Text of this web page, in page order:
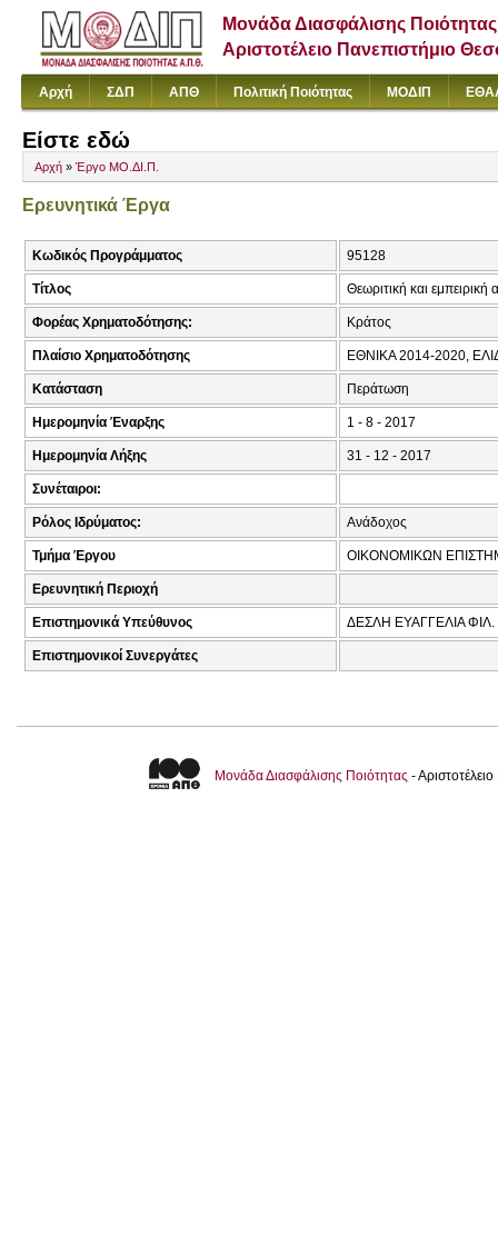
Μονάδα Διασφάλισης Ποιότητας
Αριστοτέλειο Πανεπιστήμιο
Αρχή ΣΔΠ ΑΠΘ Πολιτική Ποιότητας ΜΟΔΙΠ
Είστε εδώ
Αρχή » Έργο ΜΟ.ΔΙ.Π.
Ερευνητικά Έργα
Κωδικός Προγράμματος 95128
Τίτλος Θεωριτική και
Φορέας Χρηματοδότησης: Κράτος
Πλαίσιο Χρηματοδότησης ΕΘΝΙΚΑ 2014-2020,
Κατάσταση Περάτωση
Ημερομηνία Έναρξης 1 - 8 - 2017
Ημερομηνία Λήξης 31 - 12 - 2017
Συνέταιροι:
Ρόλος Ιδρύματος: Ανάδοχος
Τμήμα Έργου ΟΙΚΟΝΟΜΙΚΩΝ
Ερευνητική Περιοχή
Επιστημονικά Υπεύθυνος ΔΕΣΛΗ ΕΥΑΓΓΕΛΙΑ ΦΙΛ.
Επιστημονικοί Συνεργάτες
Μονάδα Διασφάλισης Ποιότητας -